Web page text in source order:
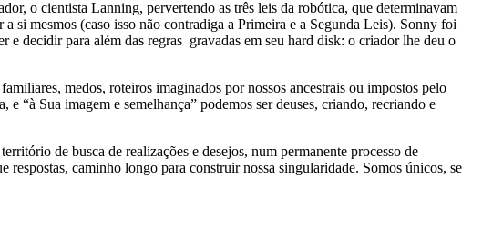
o cientista Lanning, pervertendo as três leis da robótica, que determinavam
si mesmos (caso isso não contradiga a Primeira e a Segunda Leis). Sonny foi
e decidir para além das regras gravadas em seu hard disk: o criador lhe deu o
medos, roteiros imaginados por nossos ancestrais ou impostos pelo
“à Sua imagem e semelhança” podemos ser deuses, criando, recriando e
de busca de realizações e desejos, num permanente processo de
caminho longo para construir nossa singularidade. Somos únicos, se